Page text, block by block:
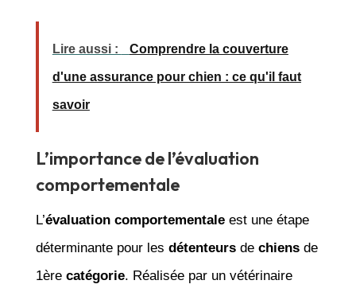
Lire aussi : Comprendre la couverture
d'une assurance pour chien : ce qu'il faut
savoir
L’importance de l’évaluation
comportementale
L’évaluation comportementaleest une étape
déterminante pour les détenteursde chiensde
1ère catégorie. Réalisée par un vétérinaire